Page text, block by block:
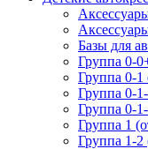
Базы для
Группа 0-
Группа 0-1
Группа 0-
Группа 0-
Группа 1
Группа 1-2